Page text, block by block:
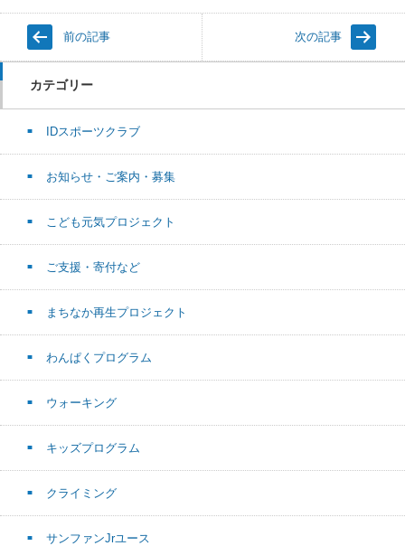
前の記事 次の記事
カテゴリー
IDスポーツクラブ
お知らせ・ご案内・募集
こども元気プロジェクト
ご支援・寄付など
まちなか再生プロジェクト
わんぱくプログラム
ウォーキング
キッズプログラム
クライミング
サンファンJrユース